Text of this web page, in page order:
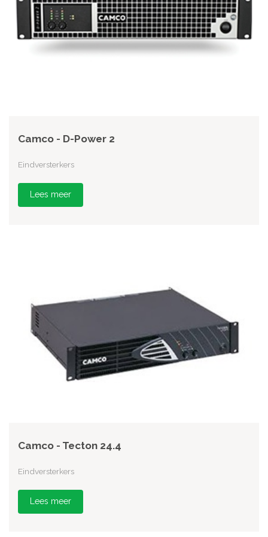
Camco - D-Power 2
Eindversterkers
Lees meer
Camco - Tecton 24.4
Eindversterkers
Lees meer